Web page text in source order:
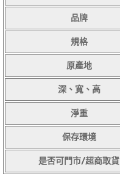
品牌
規格
原產地
深、寬、高
淨重
保存環境
是否可門市/超商取貨